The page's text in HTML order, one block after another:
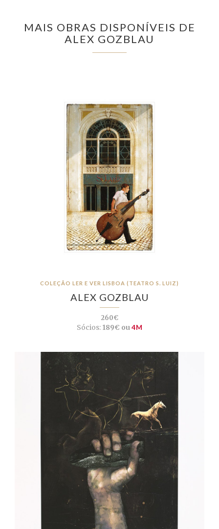
MAIS OBRAS DISPONÍVEIS DE
ALEX GOZBLAU
COLEÇÃO LER E VER LISBOA (TEATRO S. LUIZ)
ALEX GOZBLAU
260€
Sócios:189€ ou4M